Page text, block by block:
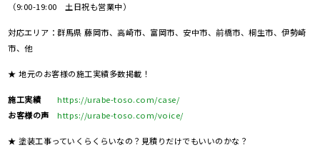
（9:00-19:00 土日祝も営業中）
対応エリア：群馬県 藤岡市、高崎市、富岡市、安中市、前橋市、桐生市、伊勢崎
市、他
★ 地元のお客様の施工実績多数掲載！
施工実績
https://urabe-toso.com/case/
お客様の声
https://urabe-toso.com/voice/
★ 塗装工事っていくらくらいなの？見積りだけでもいいのかな？